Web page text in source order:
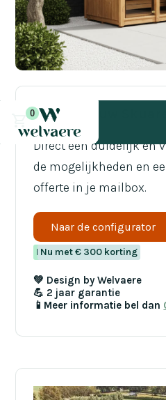
0 Stel jouw
Direct een duidelijk en
de mogelijkheden en
offerte in je mailbox.
Naar de configurator
Nieuw
Nu met € 300 korting
💚 Design by Welvaere
💪 2 jaar garantie
📱Meer informatie bel dan